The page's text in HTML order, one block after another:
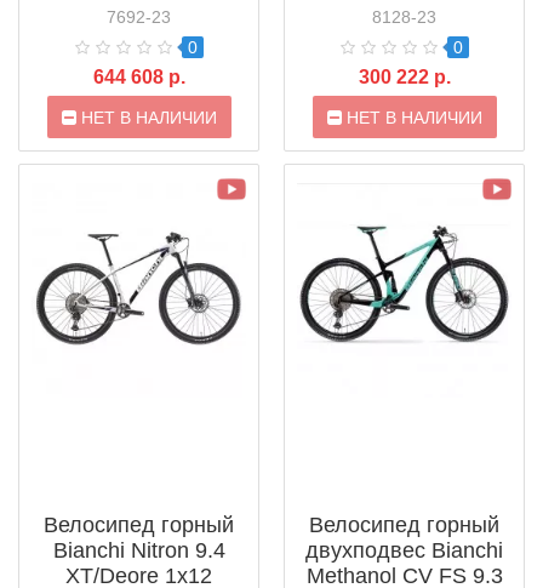
7692-23
0
644 608 р.
НЕТ В НАЛИЧИИ
8128-23
0
300 222 р.
НЕТ В НАЛИЧИИ
Велосипед горный
Bianchi Nitron 9.4
XT/Deore 1x12
Велосипед горный
двухподвес Bianchi
Methanol CV FS 9.3